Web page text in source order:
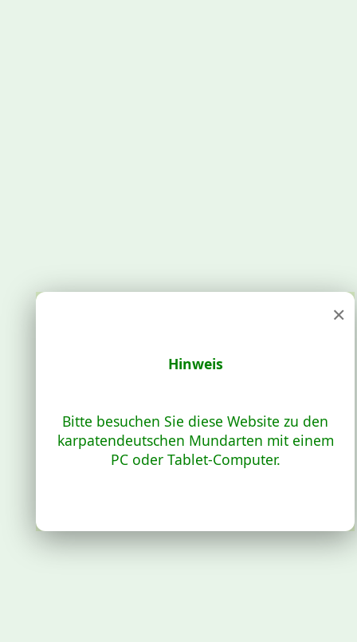
×
Hinweis
Bitte besuchen Sie diese Website zu den
karpatendeutschen Mundarten mit einem
PC oder Tablet-Computer.